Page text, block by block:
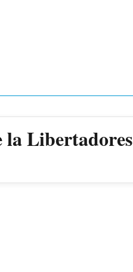
la Libertadores